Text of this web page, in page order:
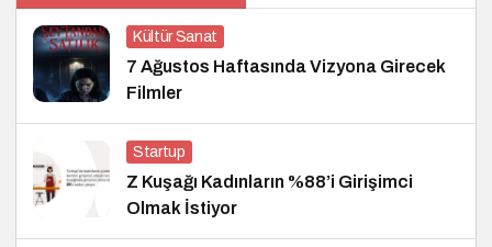
Kültür Sanat
7 Ağustos Haftasında Vizyona Girecek
Filmler
Startup
Z Kuşağı Kadınların %88’i Girişimci
Olmak İstiyor